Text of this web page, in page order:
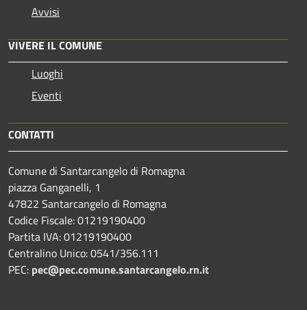
Avvisi
VIVERE IL COMUNE
Luoghi
Eventi
CONTATTI
Comune di Santarcangelo di Romagna
piazza Ganganelli, 1
47822 Santarcangelo di Romagna
Codice Fiscale: 01219190400
Partita IVA: 01219190400
Centralino Unico: 0541/356.111
PEC: pec@pec.comune.santarcangelo.rn.it